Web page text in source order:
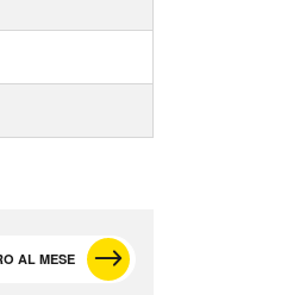
AL MESE